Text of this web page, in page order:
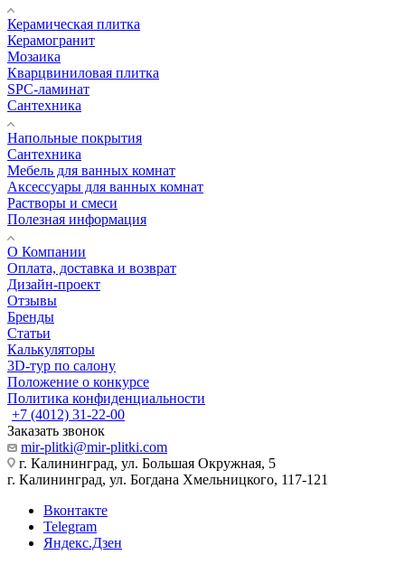
Керамическая плитка
Керамогранит
Мозаика
Кварцвиниловая плитка
SPC-ламинат
Сантехника
Напольные покрытия
Сантехника
Мебель для ванных комнат
Аксессуары для ванных комнат
Растворы и смеси
Полезная информация
О Компании
Оплата, доставка и возврат
Дизайн-проект
Отзывы
Бренды
Статьи
Калькуляторы
3D-тур по салону
Положение о конкурсе
Политика конфиденциальности
+7 (4012) 31-22-00
Заказать звонок
mir-plitki@mir-plitki.com
г. Калининград, ул. Большая Окружная, 5
г. Калининград, ул. Богдана Хмельницкого, 117-121
Вконтакте
Telegram
Яндекс.Дзен